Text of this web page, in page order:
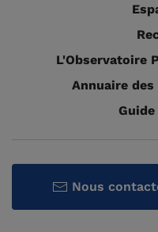
L'Observatoire
Annuaire
Nous